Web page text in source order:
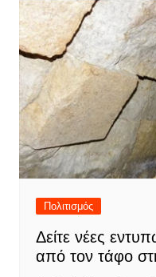
Πολιτισμός
Δείτε νέες
από τον τάφο